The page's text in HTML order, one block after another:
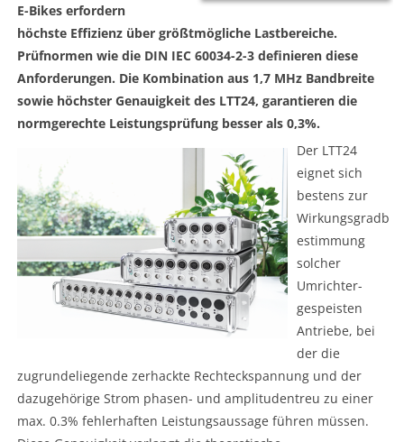
E-Bikes erfordern
höchste Effizienz über größtmögliche Lastbereiche.
Prüfnormen wie die DIN IEC 60034-2-3 definieren diese
Anforderungen. Die Kombination aus 1,7 MHz Bandbreite
sowie höchster Genauigkeit des LTT24, garantieren die
normgerechte Leistungsprüfung besser als 0,3%.
Der LTT24
eignet sich
bestens zur
Wirkungsgradb
estimmung
solcher
Umrichter-
gespeisten
Antriebe, bei
der die
zugrundeliegende zerhackte Rechteckspannung und der
dazugehörige Strom phasen- und amplitudentreu zu einer
max. 0.3% fehlerhaften Leistungsaussage führen müssen.